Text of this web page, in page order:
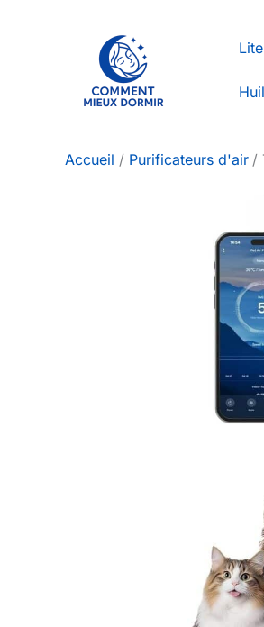
Accueil Purificateurs d'air